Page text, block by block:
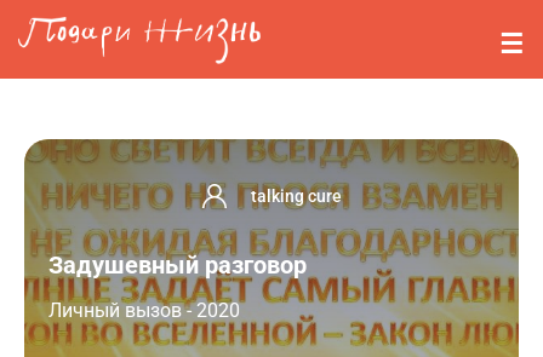
Перейти к основному содержанию
События
О нас
Вопросы
Войти
talking cure
Задушевный разговор
Личный вызов - 2020